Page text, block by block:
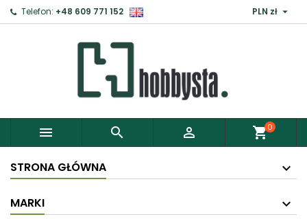
Telefon: +48 609 771 152 PLN zł 
   shopping_cart0
STRONA GŁÓWNA
MARKI